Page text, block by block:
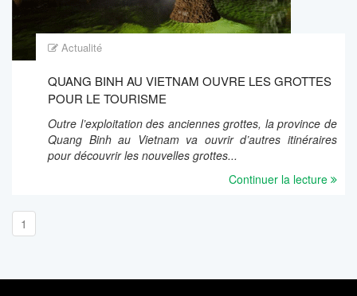
Actualité
QUANG BINH AU VIETNAM OUVRE LES GROTTES
POUR LE TOURISME
Outre l’exploitation des anciennes grottes, la province de
Quang Binh au Vietnam va ouvrir d’autres itinéraires
pour découvrir les nouvelles grottes...
Continuer la lecture
1